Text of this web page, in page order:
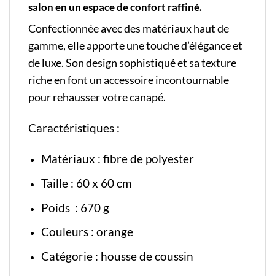
salon en un espace de confort raffiné.
Confectionnée avec des matériaux haut de
gamme, elle apporte une touche d’élégance et
de luxe. Son design sophistiqué et sa texture
riche en font un accessoire incontournable
pour rehausser votre canapé.
Caractéristiques :
Matériaux : fibre de polyester
Taille : 60 x 60 cm
Poids : 670 g
Couleurs : orange
Catégorie : housse de coussin